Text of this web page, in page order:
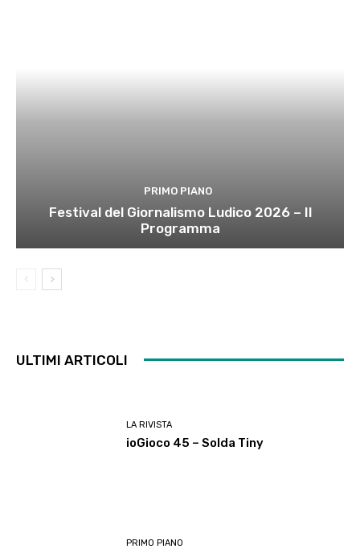
PRIMO PIANO
Festival del Giornalismo Ludico 2026 – Il
Programma
ULTIMI ARTICOLI
LA RIVISTA
ioGioco 45 – Solda Tiny
PRIMO PIANO